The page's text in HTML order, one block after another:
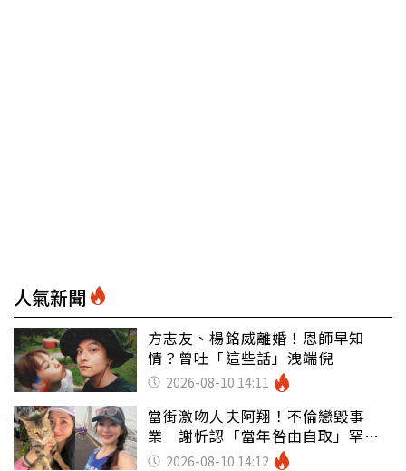
人氣新聞
方志友、楊銘威離婚！恩師早知
情？曾吐「這些話」洩端倪
2026-08-10 14:11
當街激吻人夫阿翔！不倫戀毀事
業 謝忻認「當年咎由自取」罕吐
心聲2026-08-10 14:12